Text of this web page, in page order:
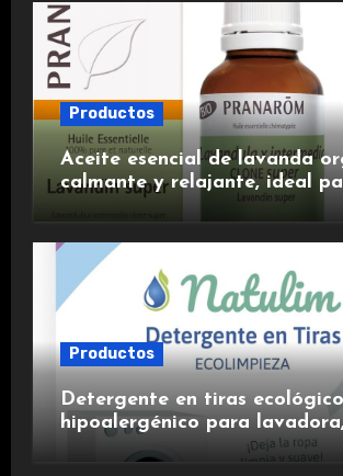
Productos
Aceite esencial de lavanda
calmante y relajante, ideal
Productos
Detergente en tiras
hipoalergénico para
suavizante incluido y
lavanda.